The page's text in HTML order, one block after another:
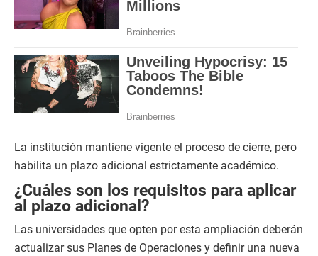
La institución mantiene vigente el proceso de cierre, pero
habilita un plazo adicional estrictamente académico.
¿Cuáles son los requisitos para aplicar
al plazo adicional?
Las universidades que opten por esta ampliación deberán
actualizar sus Planes de Operaciones y definir una nueva